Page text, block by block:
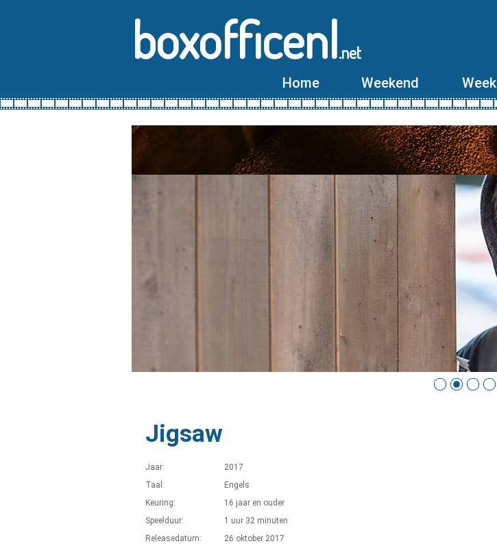
boxofficenl.net
Home Weekend Week
Jigsaw
Jaar:
2017
Taal:
Engels
Keuring:
16 jaar en ouder
Speelduur:
1 uur 32 minuten
Releasedatum:
26 oktober 2017